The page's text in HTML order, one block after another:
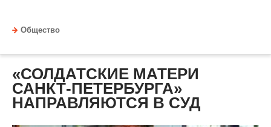
Общество
«СОЛДАТСКИЕ МАТЕРИ
САНКТ-ПЕТЕРБУРГА»
НАПРАВЛЯЮТСЯ В СУД